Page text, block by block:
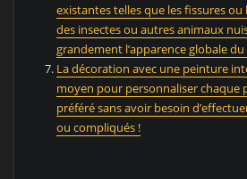
existantes telles que les fissures ou
des insectes ou autres animaux
grandement l’apparence globale
La décoration avec une peinture
moyen pour personnaliser chaque
préféré sans avoir besoin
ou compliqués !